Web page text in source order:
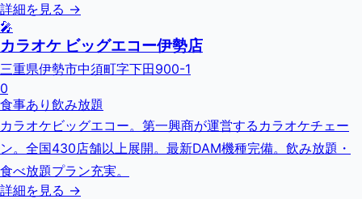
詳細を見る →
🎤
カラオケ ビッグエコー伊勢店
三重県伊勢市中須町字下田900-1
0
食事あり 飲み放題
カラオケビッグエコー。第一興商が運営するカラオケチェー
ン。全国430店舗以上展開。最新DAM機種完備。飲み放題・
食べ放題プラン充実。
詳細を見る →